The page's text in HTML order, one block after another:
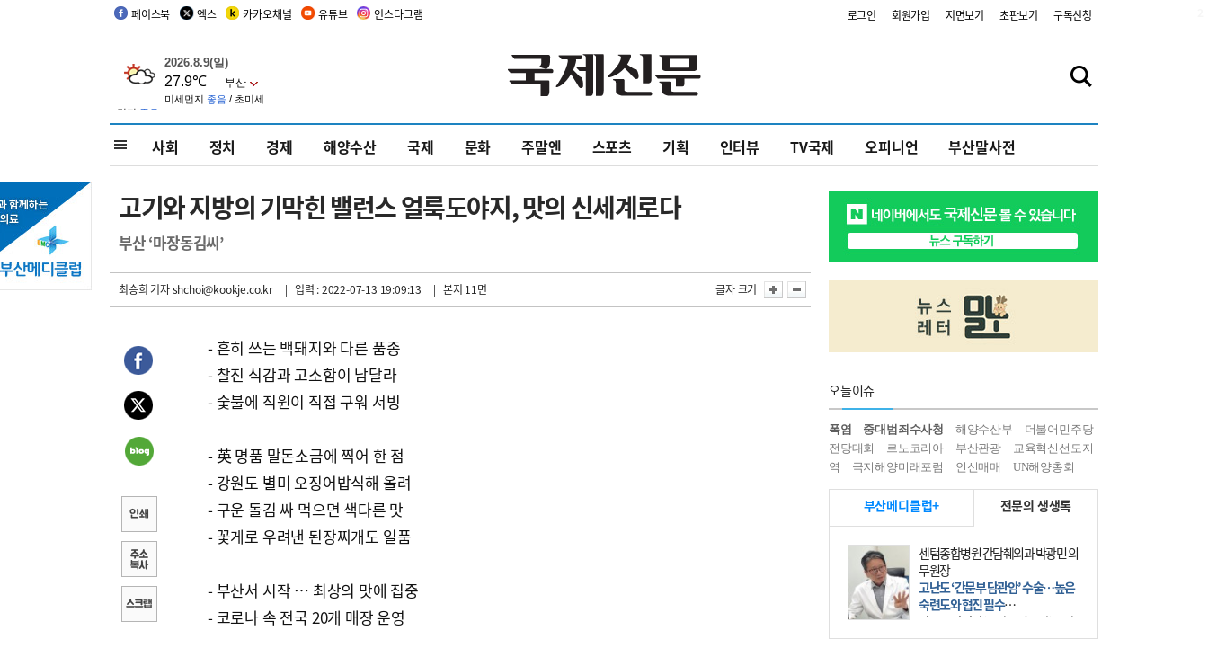
페이스북 엑스 카카오채널 유튜브 인스타그램 로그인 회원가입 지면보기 초판보기 구독신청
사회 정치 경제 해양수산 국제 문화 주말엔 스포츠 기획 인터뷰 TV국제 오피니언 부산말사전
고기와 지방의 기막힌 밸런스 얼룩도야지, 맛의 신세계로다
부산 ‘마장동김씨’
최승희 기자shchoi@kookje.co.kr | 입력 : 2022-07-13 19:09:13 | 본지 11면 글자 크기
- 흔히 쓰는 백돼지와 다른 품종
- 찰진 식감과 고소함이 남달라
- 숯불에 직원이 직접 구워 서빙
- 英 명품 말돈소금에 찍어 한 점
- 강원도 별미 오징어밥식해 올려
- 구운 돌김 싸 먹으면 색다른 맛
- 꽃게로 우려낸 된장찌개도 일품
- 부산서 시작 … 최상의 맛에 집중
- 코로나 속 전국 20개 매장 운영
오늘이슈
폭염 중대범죄수사청 해양수산부
더불어민주당
전당대회
르노코리아 부산관광
교육혁신선도지
역
극지해양미래포럼 인신매매 UN해양총회
부산메디클럽+ 전문의 생생톡
센텀종합병원 간담췌외과 박광민 의
무원장
고난도 ‘간문부 담관암’ 수술…높은
숙련도와 협진 필수
간문부 담관암(클라츠킨 종양)은 좌
우 간에서 나오는, 담관(담즙 배출 경